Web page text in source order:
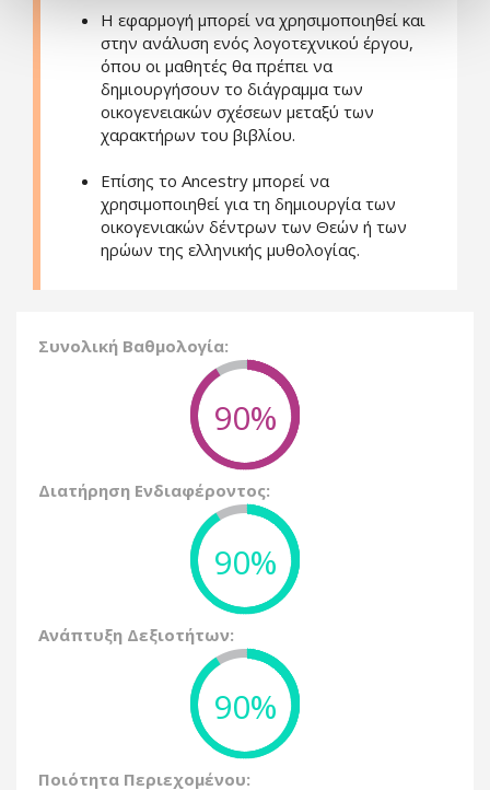
Η εφαρμογή μπορεί να χρησιμοποιηθεί και
στην ανάλυση ενός λογοτεχνικού έργου,
όπου οι μαθητές θα πρέπει να
δημιουργήσουν το διάγραμμα των
οικογενειακών σχέσεων μεταξύ των
χαρακτήρων του βιβλίου.
Επίσης το Ancestry μπορεί να
χρησιμοποιηθεί για τη δημιουργία των
οικογενιακών δέντρων των Θεών ή των
ηρώων της ελληνικής μυθολογίας.
Συνολική Βαθμολογία:
90%
Διατήρηση Ενδιαφέροντος:
90%
Ανάπτυξη Δεξιοτήτων:
90%
Ποιότητα Περιεχομένου: